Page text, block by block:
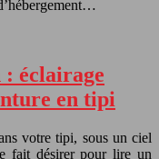
: éclairage
en tipi
votre tipi, sous un ciel
fait désirer pour lire un